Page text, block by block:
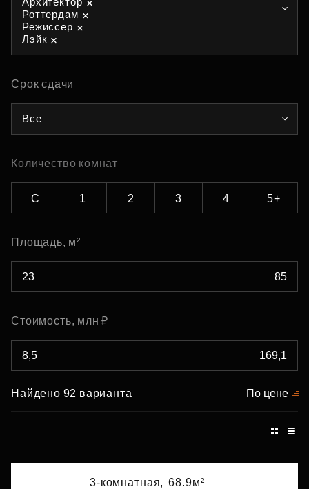
Роттердам
Режиссер
Лэйк
Срок сдачи
Все
Количество комнат
С 1 2 3 4 5+
Площадь, м²
Стоимость, млн ₽
Найдено 92 варианта По цене
3-комнатная, 68.9м²